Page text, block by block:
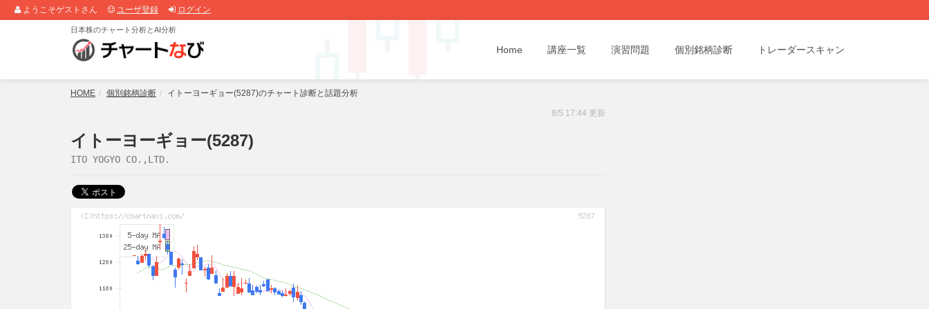
ようこそゲストさん ユーザ登録 ログイン
日本株のチャート分析とAI分析
Home 講座一覧 演習問題 個別銘柄診断 トレーダースキャン
HOME 個別銘柄診断 イトーヨーギョー(5287)のチャート診断と話題分析
8/5 17:44 更新
イトーヨーギョー(5287)
ITO YOGYO CO.,LTD.